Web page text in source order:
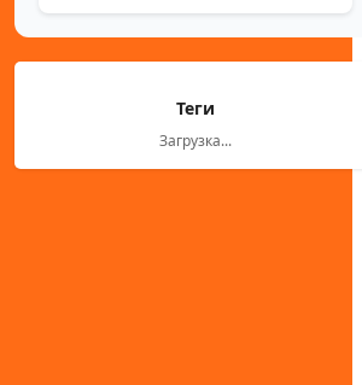
Теги
Загрузка...